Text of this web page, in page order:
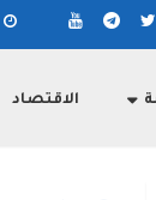
الاقتصاد